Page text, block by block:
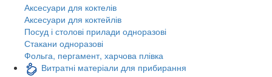
Аксесуари для коктелів
Аксесуари для коктейлів
Посуд і столові прилади одноразові
Стакани одноразові
Фольга, пергамент, харчова плівка
Витратні матеріали для прибирання